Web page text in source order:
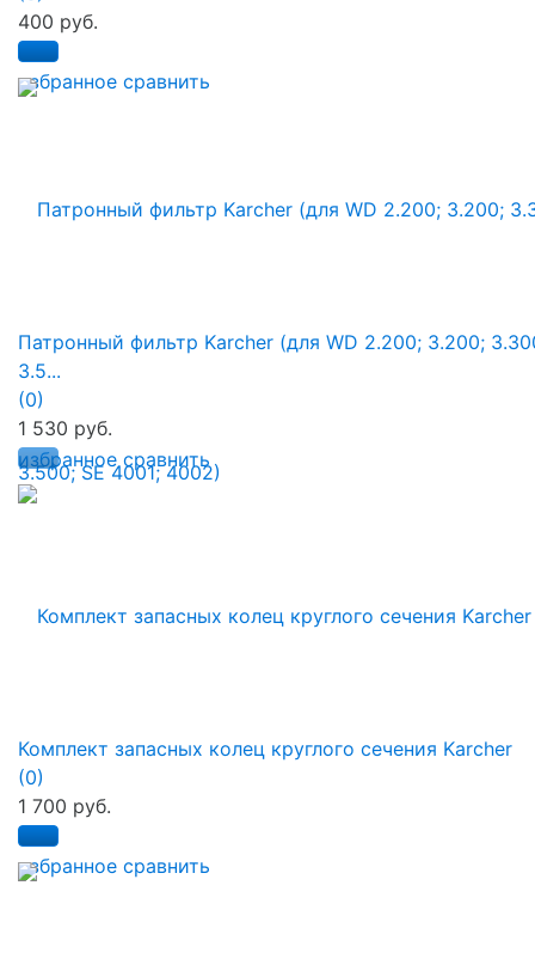
избранное сравнить
400 руб.
избранное сравнить
Патронный фильтр Karcher (для WD 2.200; 3.200;
3.5...
(0)
1 530 руб.
избранное сравнить
Комплект запасных колец круглого сечения Karcher
(0)
1 700 руб.